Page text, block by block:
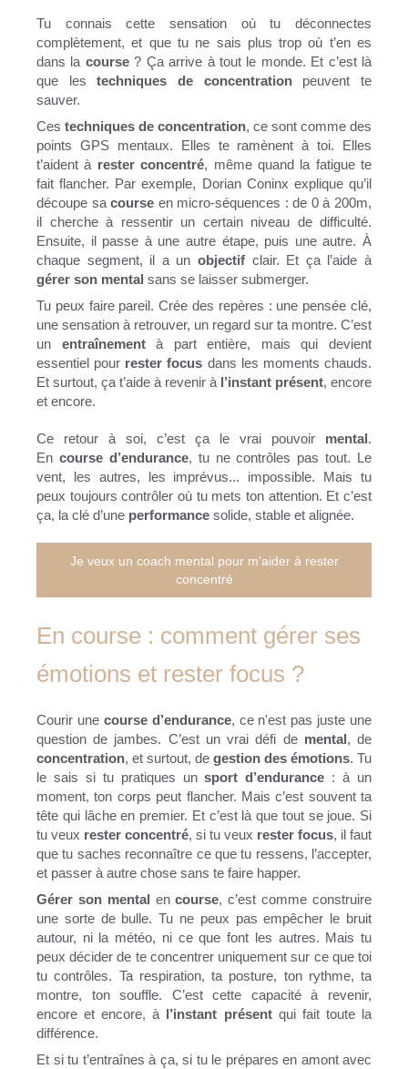
Tu connais cette sensation où tu déconnectes
complètement, et que tu ne sais plus trop où t’en es
dans la course? Ça arrive à tout le monde. Et c’est là
que lestechniques de concentrationpeuvent te
sauver.
Ces techniques de concentration, ce sont comme des
points GPS mentaux. Elles te ramènent à toi. Elles
t’aident à rester concentré, même quand la fatigue te
fait flancher. Par exemple, Dorian Coninx explique qu’il
découpe sacourse en micro-séquences : de 0 à 200m,
il cherche à ressentir un certain niveau de difficulté.
Ensuite, il passe à une autre étape, puis une autre. À
chaque segment, il a un objectif clair. Et ça l’aide à
gérer son mental sans se laisser submerger.
Tu peux faire pareil. Crée des repères : une pensée clé,
une sensation à retrouver, un regard sur ta montre. C’est
un entraînementà part entière, mais qui devient
essentiel pour rester focus dans les moments chauds.
Et surtout, ça t’aide à revenir à l’instant présent, encore
et encore.
Ce retour à soi, c’est ça le vrai pouvoir mental.
En course d’endurance, tu ne contrôles pas tout. Le
vent, les autres, les imprévus... impossible. Mais tu
peux toujours contrôler où tu mets ton attention. Et c’est
ça, la clé d’une performance solide, stable et alignée.
Je veux un coach mental pour m'aider à rester
concentré
En course : comment gérer ses
émotions et rester focus ?
Courir une course d’endurance, ce n'est pas juste une
question de jambes. C’est un vrai défi de mental, de
concentration, et surtout, de gestion des émotions. Tu
le sais si tu pratiques unsport d’endurance : à un
moment, ton corps peut flancher. Mais c’est souvent ta
tête qui lâche en premier. Et c’est là que tout se joue. Si
tu veux rester concentré, si tu veux rester focus, il faut
que tu saches reconnaître ce que tu ressens, l’accepter,
et passer à autre chose sans te faire happer.
Gérer son mental encourse, c’est comme construire
une sorte de bulle. Tu ne peux pas empêcher le bruit
autour, ni la météo, ni ce que font les autres. Mais tu
peux décider de te concentrer uniquement sur ce que toi
tu contrôles. Ta respiration, ta posture, ton rythme, ta
montre, ton souffle. C’est cette capacité à revenir,
encore et encore, à l’instant présentqui fait toute la
différence.
Et si tu t’entraînes à ça, si tu le prépares en amont avec